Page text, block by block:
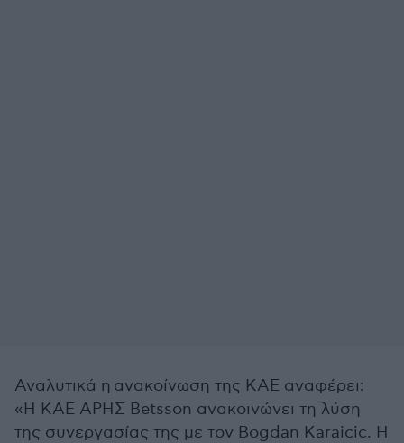
Αναλυτικά η ανακοίνωση της ΚΑΕ αναφέρει:
«Η ΚΑΕ ΑΡΗΣ Betsson ανακοινώνει τη λύση
της συνεργασίας της με τον Bogdan Karaicic. Η